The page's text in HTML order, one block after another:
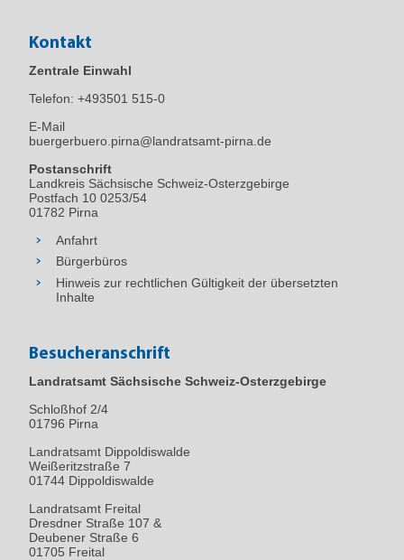
Kontakt
Zentrale Einwahl
Telefon: +493501 515-0
E-Mail
buergerbuero.pirna@landratsamt-pirna.de
Postanschrift
Landkreis Sächsische Schweiz-Osterzgebirge
Postfach 10 0253/54
01782 Pirna
Anfahrt
Bürgerbüros
Hinweis zur rechtlichen Gültigkeit der übersetzten
Inhalte
Besucheranschrift
Landratsamt Sächsische Schweiz-Osterzgebirge
Schloßhof 2/4
01796 Pirna
Landratsamt Dippoldiswalde
Weißeritzstraße 7
01744 Dippoldiswalde
Landratsamt Freital
Dresdner Straße 107 &
Deubener Straße 6
01705 Freital